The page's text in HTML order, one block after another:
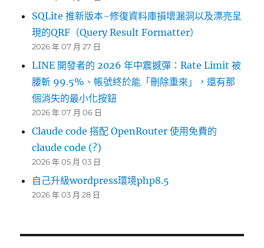
SQLite 推新版本~修復資料庫損壞漏洞以及漂亮呈
現的QRF（Query Result Formatter）
2026 年 07 月 27 日
LINE 開發者的 2026 年中震撼彈：Rate Limit 被
腰斬 99.5%、帳號終於能「刪除重來」，還有那
個消失的最小化按鈕
2026 年 07 月 06 日
Claude code 搭配 OpenRouter 使用免費的
claude code (?)
2026 年 05 月 03 日
自己升級wordpress環境php8.5
2026 年 03 月 28 日